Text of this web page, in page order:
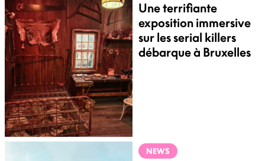
Une terrifiante
exposition immersive
sur les serial killers
débarque à Bruxelles
NEWS